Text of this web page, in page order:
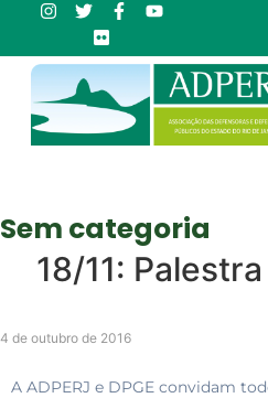
Sem categoria
18/11:
4 de outubro de 2016
A ADPERJ e DPGE convidam